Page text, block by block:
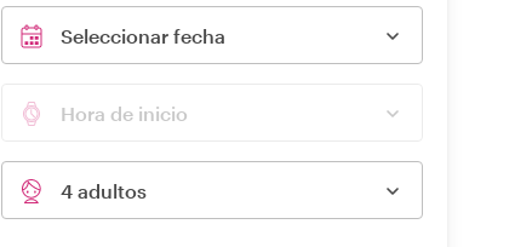
Seleccionar fecha
Hora de inicio
4 adultos